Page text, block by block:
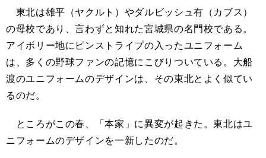
東北は雄平（ヤクルト）やダルビッシュ有（カブス）
の母校であり、言わずと知れた宮城県の名門校である。
アイボリー地にピンストライプの入ったユニフォーム
は、多くの野球ファンの記憶にこびりついている。大船
渡のユニフォームのデザインは、その東北とよく似てい
るのだ。
ところがこの春、「本家」に異変が起きた。東北はユ
ニフォームのデザインを一新したのだ。